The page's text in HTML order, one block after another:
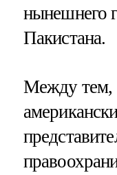
нынешнего
Пакистана.
Между тем,